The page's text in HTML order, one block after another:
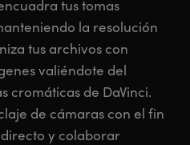
tus tomas
la resolución
tus archivos con
valiéndote del
cromáticas de DaVinci.
de cámaras con el fin
y colaborar